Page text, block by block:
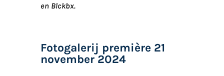
en Blckbx.
Fotogalerij première 21
november 2024